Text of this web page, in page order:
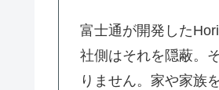
富士通が開発した
社側はそれを隠蔽。
りません。家や家族